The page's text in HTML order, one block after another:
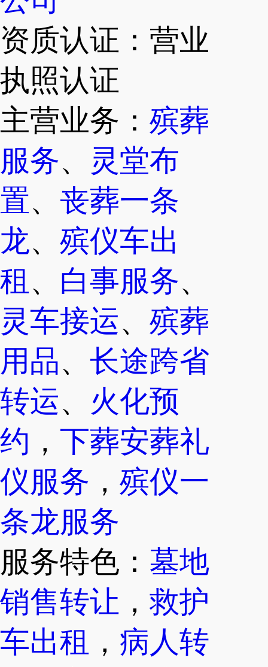
资质认证：营业
执照认证
主营业务： 殡葬
服务、
灵堂布
置、 丧葬一条
龙、 殡仪车出
租 、 白事服务、
灵车接运、 殡葬
用品、 长途跨省
转运、 火化预
约 ， 下葬安葬礼
仪服务 ， 殡仪一
条龙服务
服务特色： 墓地
销售转让 ，救护
车出租 ， 病人转